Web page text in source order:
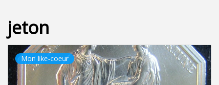
jeton
Mon like-coeur